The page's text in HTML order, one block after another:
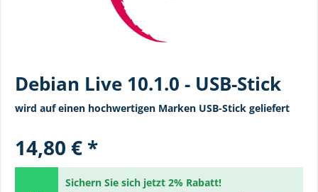
Debian Live 10.1.0 - USB-Stick
wird auf einen hochwertigen Marken USB-Stick geliefert
14,80 € *
Sichern Sie sich jetzt 2% Rabatt!